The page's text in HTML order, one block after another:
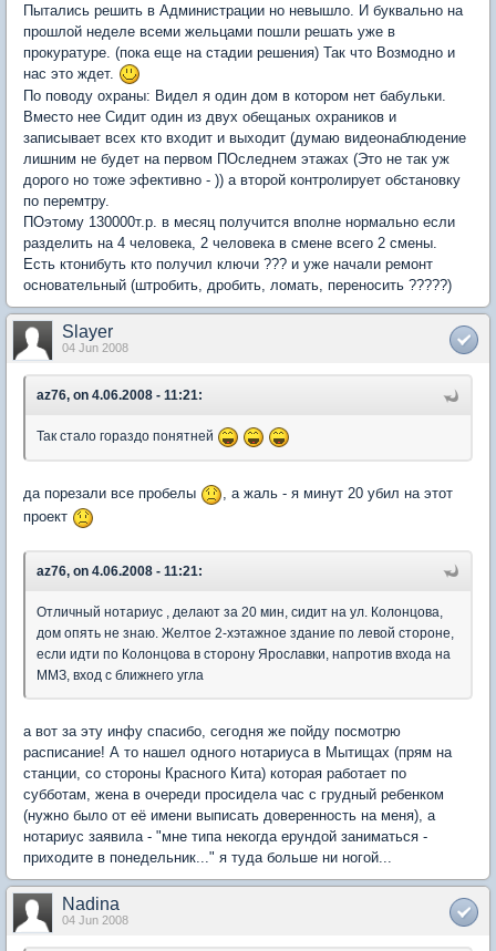
Пытались решить в Администрации но невышло. И буквально на
прошлой неделе всеми жельцами пошли решать уже в
прокуратуре. (пока еще на стадии решения) Так что Возмодно и
нас это ждет.
По поводу охраны: Видел я один дом в котором нет бабульки.
Вместо нее Сидит один из двух обещаных охраников и
записывает всех кто входит и выходит (думаю видеонаблюдение
лишним не будет на первом ПОследнем этажах (Это не так уж
дорого но тоже эфективно - )) а второй контролирует обстановку
по перемтру.
ПОэтому 130000т.р. в месяц получится вполне нормально если
разделить на 4 человека, 2 человека в смене всего 2 смены.
Есть ктонибуть кто получил ключи ??? и уже начали ремонт
основательный (штробить, дробить, ломать, переносить ?????)
Slayer
04 Jun 2008
az76, on 4.06.2008 - 11:21:
Так стало гораздо понятней
да порезали все пробелы
, а жаль - я минут 20 убил на этот
проект
az76, on 4.06.2008 - 11:21:
Отличный нотариус , делают за 20 мин, сидит на ул. Колонцова,
дом опять не знаю. Желтое 2-хэтажное здание по левой стороне,
если идти по Колонцова в сторону Ярославки, напротив входа на
ММЗ, вход с ближнего угла
а вот за эту инфу спасибо, сегодня же пойду посмотрю
расписание! А то нашел одного нотариуса в Мытищах (прям на
станции, со стороны Красного Кита) которая работает по
субботам, жена в очереди просидела час с грудный ребенком
(нужно было от её имени выписать доверенность на меня), а
нотариус заявила - "мне типа некогда ерундой заниматься -
приходите в понедельник..." я туда больше ни ногой...
Nadina
04 Jun 2008